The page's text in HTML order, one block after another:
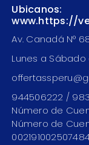
Ubicanos:
www.https://
Av. Canadá N°
Lunes a Sábado
944506222 /
Número de
Número de